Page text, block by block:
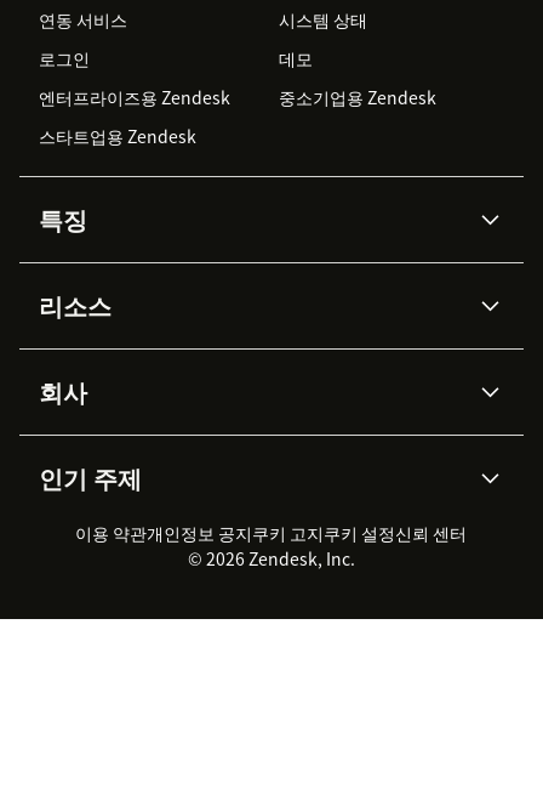
연동 서비스
시스템 상태
로그인
데모
엔터프라이즈용 Zendesk
중소기업용 Zendesk
스타트업용 Zendesk
특징
Zendesk AI
Advanced Data Privacy &
Protection
지식창고
워크포스 관리
실시간 채팅
클라이언트 포털
리소스
API & 개발자
AI 리서치
이벤트 & 웨비나
고객 사례
회사
채용 정보
지속 가능성 보고서
Zendesk Foundation
법적 정보
인기 주제
2026 CX 트렌드
제품 업데이트
고객 서비스 소프트웨어
헬프 데스크 통합 티켓 관리 소
이용 약관개인정보 공지쿠키 고지쿠키 설정신뢰 센터
© 2026 Zendesk, Inc.